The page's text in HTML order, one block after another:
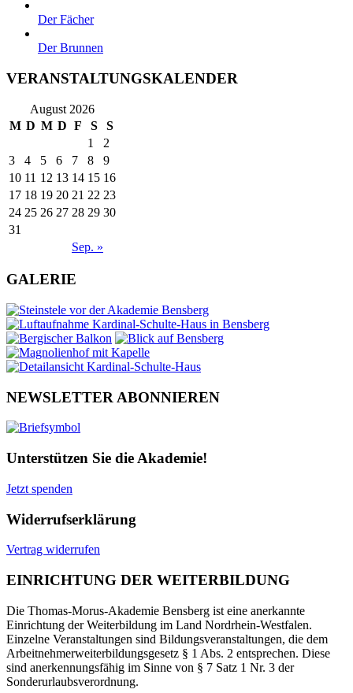
Der Fächer
Der Brunnen
VERANSTALTUNGSKALENDER
August 2026
M D M D F S S
Sep. »
1
2
3
4 5 6 7 8
9
10 11 12 13 14 15 16
17 18 19 20 21 22 23
24 25 26 27 28 29 30
31
GALERIE
NEWSLETTER ABONNIEREN
Unterstützen Sie die Akademie!
Jetzt spenden
Widerrufserklärung
Vertrag widerrufen
EINRICHTUNG DER WEITERBILDUNG
Die Thomas-Morus-Akademie Bensberg ist eine anerkannte
Einrichtung der Weiterbildung im Land Nordrhein-Westfalen.
Einzelne Veranstaltungen sind Bildungsveranstaltungen, die dem
Arbeitnehmerweiterbildungsgesetz § 1 Abs. 2 entsprechen. Diese
sind anerkennungsfähig im Sinne von § 7 Satz 1 Nr. 3 der
Sonderurlaubsverordnung.